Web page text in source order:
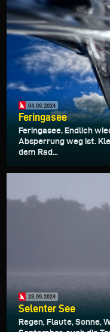
04.09.2024
Feringasee
Feringasee. Endlich
Absperrung weg ist.
dem Rad...
28.09.2024
Selenter See
Regen, Flaute, Sonne,